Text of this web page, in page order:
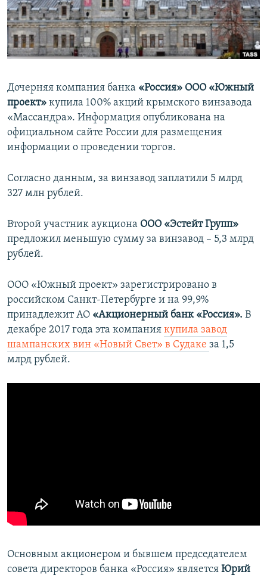
ПОБЕДИТЕЛЕЙ НЕ СУДЯТ?
КРЫМ.НЕПОКОРЕННЫЙ
ELIFBE
ПРИСОЕДИНЯЙТЕСЬ!
Все сайты RFE/RL
Дочерняя компания банка «Россия» ООО «Южный
проект» купила 100% акций крымского винзавода
«Массандра». Информация опубликована на
официальном сайте России для размещения
информации о проведении торгов.
Согласно данным, за винзавод заплатили 5 млрд
327 млн рублей.
Второй участник аукциона ООО «Эстейт Групп»
предложил меньшую сумму за винзавод – 5,3 млрд
рублей.
ООО «Южный проект» зарегистрировано в
российском Санкт-Петербурге и на 99,9%
принадлежит АО «Акционерный банк «Россия». В
декабре 2017 года эта компания купила завод
шампанских вин «Новый Свет» в Судаке за 1,5
млрд рублей.
Основным акционером и бывшем председателем
совета директоров банка «Россия» является Юрий